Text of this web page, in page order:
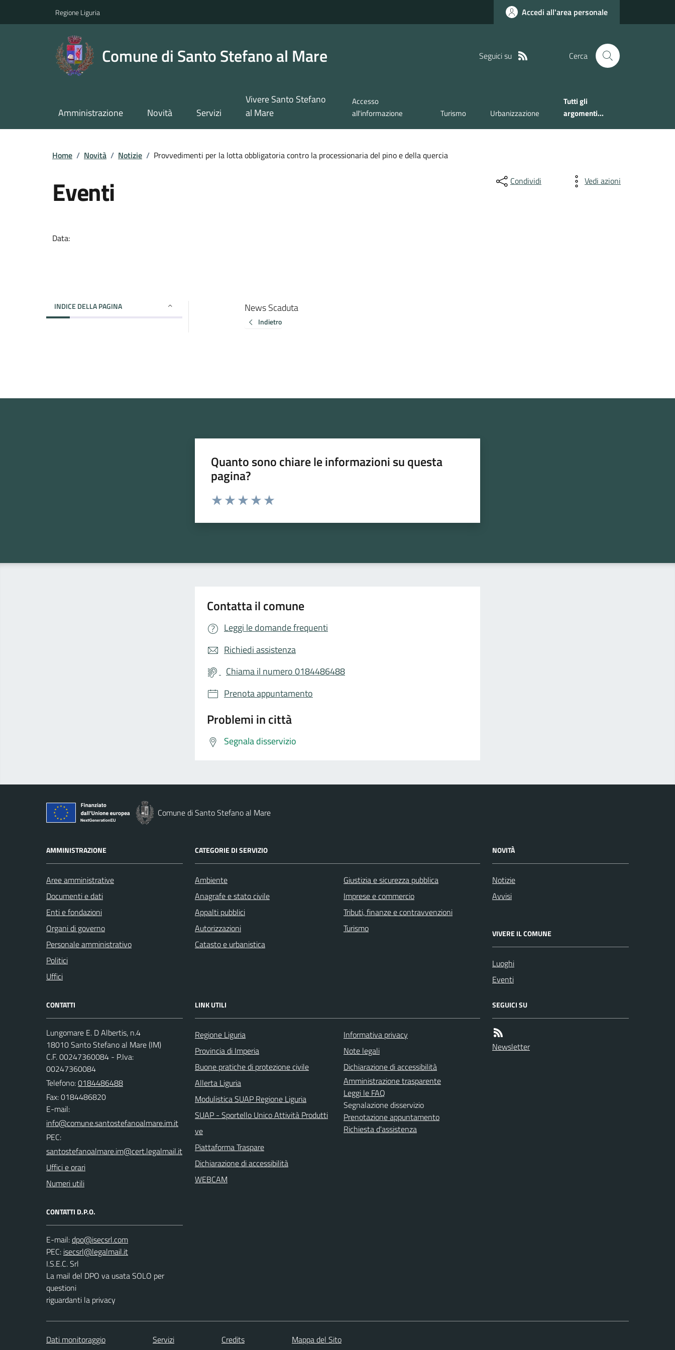
Regione Liguria Accedi all'area personale
Comune di Santo Stefano al Mare Seguici su Cerca
Amministrazione Novità Servizi
Vivere Santo Stefano
al Mare
Accesso
all'informazione
Turismo Urbanizzazione
Tutti gli
argomenti...
Home / Novità / Notizie / Provvedimenti per la lotta obbligatoria contro la processionaria del pino e della quercia
Eventi
Data:
Condividi Vedi azioni
INDICE DELLA PAGINA News Scaduta
Indietro
Quanto sono chiare le informazioni su questa
pagina?
Valuta da 1 a 5 stelle la pagina
Contatta il comune
Leggi le domande frequenti
Richiedi assistenza
Chiama il numero 0184486488
Prenota appuntamento
Problemi in città
Segnala disservizio
Comune di Santo Stefano al Mare
AMMINISTRAZIONE
Aree amministrative
Documenti e dati
Enti e fondazioni
Organi di governo
Personale amministrativo
Politici
Uffici
CATEGORIE DI SERVIZIO
Ambiente
Anagrafe e stato civile
Appalti pubblici
Autorizzazioni
Catasto e urbanistica
Giustizia e sicurezza pubblica
Imprese e commercio
Tributi, finanze e contravvenzioni
Turismo
NOVITÀ
Notizie
Avvisi
VIVERE IL COMUNE
Luoghi
Eventi
CONTATTI
Lungomare E. D Albertis, n.4
18010 Santo Stefano al Mare (IM)
C.F. 00247360084 - P.Iva:
00247360084
Telefono:0184486488
Fax: 0184486820
E-mail:
PEC:
Uffici e orari
Numeri utili
CONTATTI D.P.O.
E-mail:
PEC:
I.S.E.C. Srl
La mail del DPO va usata SOLO per
questioni
riguardanti la privacy
LINK UTILI
Regione Liguria
Provincia di Imperia
Buone pratiche di protezione civile
Allerta Liguria
Modulistica SUAP Regione Liguria
SUAP - Sportello Unico Attività Produtti
ve
Piattaforma Traspare
Dichiarazione di accessibilità
WEBCAM
Informativa privacy
Note legali
Dichiarazione di accessibilità
Amministrazione trasparente
Leggi le FAQ
Segnalazione disservizio
Prenotazione appuntamento
Richiesta d'assistenza
SEGUICI SU
Newsletter
Dati monitoraggio Servizi Credits Mappa del Sito